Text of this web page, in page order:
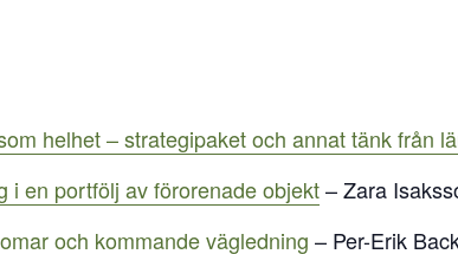
helhet – strategipaket och annat tänk från
i en portfölj av förorenade objekt– Zara
och kommande vägledning – Per-Erik